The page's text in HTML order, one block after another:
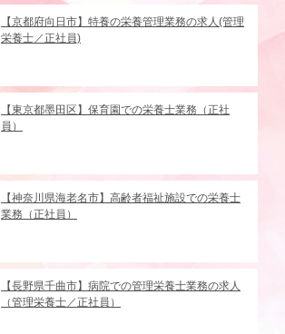
【京都府向日市】特養の栄養管理業務の求人(管理
栄養士／正社員)
【東京都墨田区】保育園での栄養士業務（正社
員）
【神奈川県海老名市】高齢者福祉施設での栄養士
業務（正社員）
【長野県千曲市】病院での管理栄養士業務の求人
（管理栄養士／正社員）